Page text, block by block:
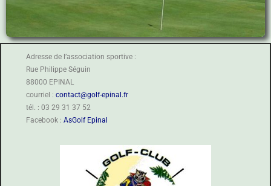
Adresse de l’association sportive :
Rue Philippe Séguin
88000 EPINAL
courriel : contact@golf-epinal.fr
tél. : 03 29 31 37 52
Facebook : AsGolf Epinal